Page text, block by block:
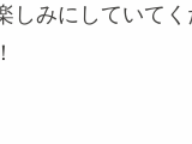
みにしていてく